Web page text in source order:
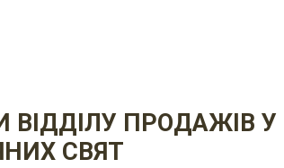
ВІДДІЛУ ПРОДАЖІВ У
СВЯТ